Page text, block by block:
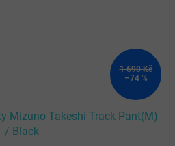
1 690 Kč
–74 %
Mizuno Takeshi Track Pant(M)
/ Black